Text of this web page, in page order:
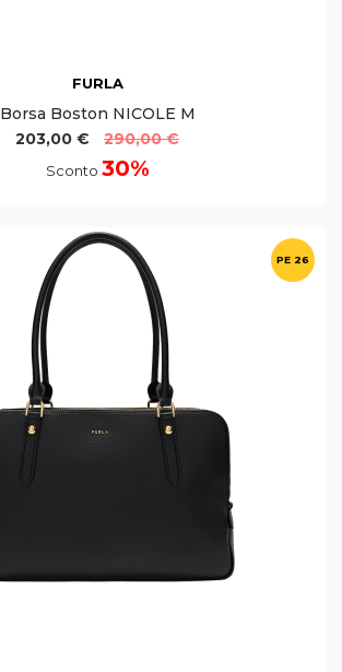
FURLA
Borsa Boston NICOLE M
203,00 €
290,00 €
Sconto 30%
PE 26